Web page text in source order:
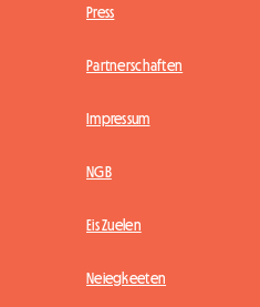
Press
Partnerschaften
Impressum
NGB
Eis Zuelen
Neiegkeeten